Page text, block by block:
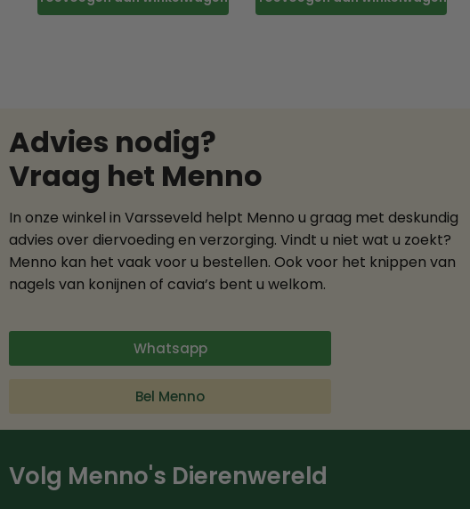
Advies nodig?
Vraag het Menno
In onze winkel in Varsseveld helpt Menno u graag met deskundig
advies over diervoeding en verzorging. Vindt u niet wat u zoekt?
Menno kan het vaak voor u bestellen. Ook voor het knippen van
nagels van konijnen of cavia’s bent u welkom.
Whatsapp
Bel Menno
Volg Menno's Dierenwereld